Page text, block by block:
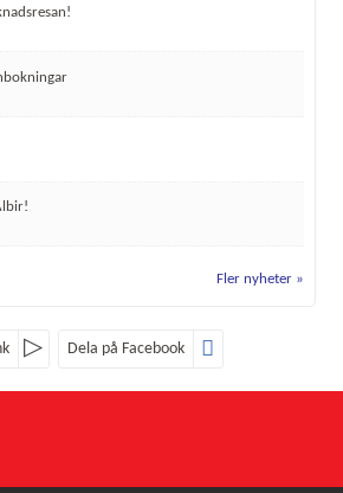
Fler nyheter
Dela på Facebook
till dataskyddspolicyn.